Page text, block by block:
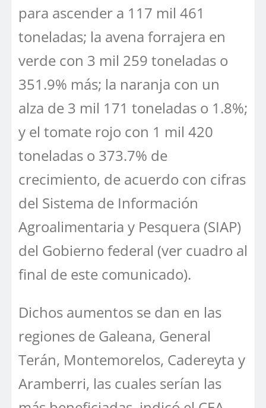
para ascender a 117 mil 461
toneladas; la avena forrajera en
verde con 3 mil 259 toneladas o
351.9% más; la naranja con un
alza de 3 mil 171 toneladas o 1.8%;
y el tomate rojo con 1 mil 420
toneladas o 373.7% de
crecimiento, de acuerdo con cifras
del Sistema de Información
Agroalimentaria y Pesquera (SIAP)
del Gobierno federal (ver cuadro al
final de este comunicado).
Dichos aumentos se dan en las
regiones de Galeana, General
Terán, Montemorelos, Cadereyta y
Aramberri, las cuales serían las